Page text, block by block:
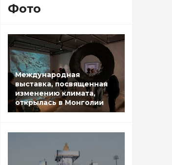
Фото
Международная
выставка, посвященная
изменению климата,
открылась в Монголии